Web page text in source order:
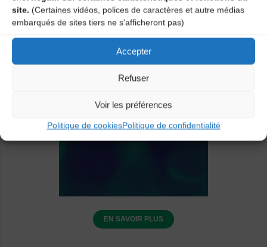
site. (Certaines vidéos, polices de caractères et autre médias
embarqués de sites tiers ne s'afficheront pas)
Accepter
Refuser
Voir les préférences
Politique de cookiesPolitique de confidentialité
EN SAVOIR PLUS